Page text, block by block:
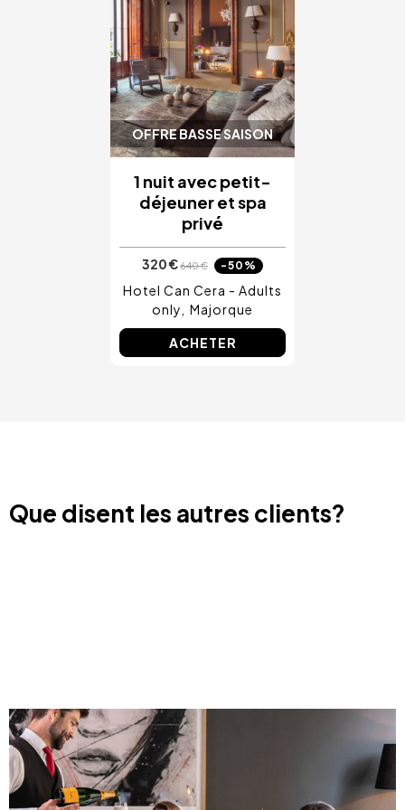
Costa Blanca, Espagne
Amsterdam, Pays-Bas
OFFRE BASSE SAISON
1 nuit avec petit-
déjeuner et spa
privé
320 €640 € -50%
Hotel Can Cera - Adults
only
Majorque
ACHETER
Que disent les autres clients?